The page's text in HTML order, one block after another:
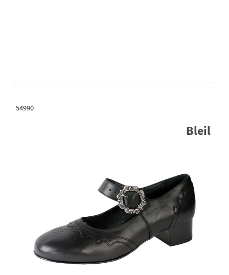
54990
Bleil